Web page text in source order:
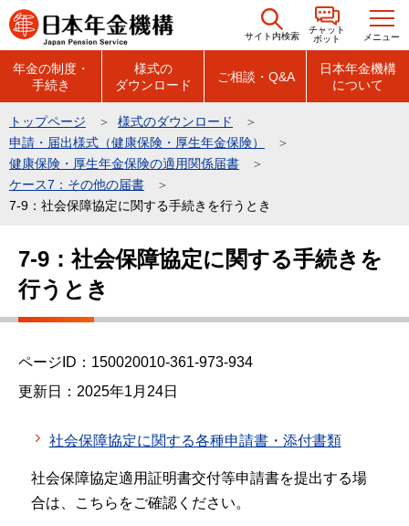
こ
の
の
先
頭
で
サイト内検索
チャット
ボット
メニュー
年金の制度・
手続き
様式の
ダウンロード
ご相談・Q&A
日本年金機構
について
トップページ
様式のダウンロード
申請・届出様式（健康保険・厚生年金保険）
健康保険・厚生年金保険の適用関係届書
ケース7：その他の届書
7-9：社会保障協定に関する手続きを行うとき
7-9：社会保障協定に関する手続きを
行うとき
ページID：150020010-361-973-934
更新日：2025年1月24日
社会保障協定に関する各種申請書・添付書類
社会保障協定適用証明書交付等申請書を提出する場
合は、こちらをご確認ください。